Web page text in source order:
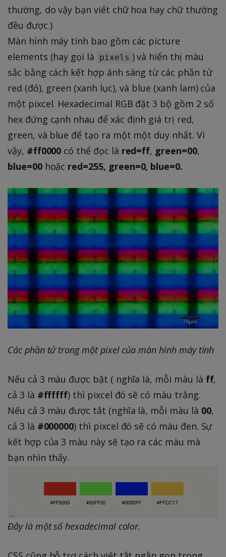
thường, do vậy bạn viết chữ hoa hay chữ thường
đều được.)
Màn hình máy tính bao gồm các picture
elements (hay gọi là
pixels ) và hiển thị màu
sắc bằng cách kết hợp ánh sáng từ các phần tử
red (đỏ), green (xanh lục), và blue (xanh lam) của
một pixcel. Hexadecimal RGB đặt 3 bộ gồm 2 số
hex đứng cạnh nhau để xác định giá trị red,
green, và blue để tạo ra một một duy nhất. Vì
vậy, #ff0000 có thể đọc là red=ff, green=00,
blue=00hoặc red=255, green=0, blue=0.
Các phần tử trong một pixel của màn hình máy tính
Nếu cả 3 màu được bật ( nghĩa là, mỗi màu là ff,
cả 3 là #ffffff) thì pixcel đó sẽ có màu trắng.
Nếu cả 3 màu được tắt (nghĩa là, mỗi màu là 00,
cả 3 là #000000) thì pixcel đó sẽ có màu đen. Sự
kết hợp của 3 màu này sẽ tạo ra các màu mà
bạn nhìn thấy.
Đây là một số hexadecimal color.